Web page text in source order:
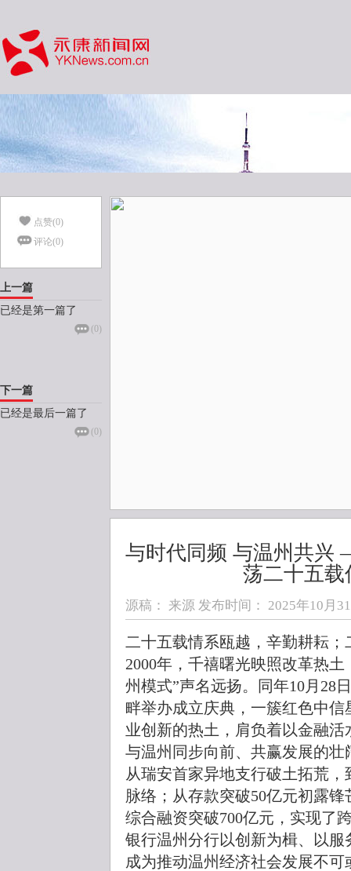
点赞(0)
评论(0)
上一篇
已经是第一篇了
(0)
下一篇
已经是最后一篇了
(0)
与时代同频 与温州共
荡二十五
源稿： 来源 发布时间： 2025年10月
二十五载情系瓯越，辛勤耕耘
2000年，千禧曙光映照改革热
州模式”声名远扬。同年10月28
畔举办成立庆典，一簇红色中
业创新的热土，肩负着以金融
与温州同步向前、共赢发展的壮
从瑞安首家异地支行破土拓荒，
脉络；从存款突破50亿元初露
综合融资突破700亿元，实现了
银行温州分行以创新为楫、以
成为推动温州经济社会发展不可